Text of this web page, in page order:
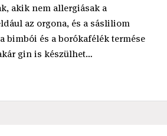
akik nem allergiásak a
az orgona, és a sásliliom
bimbói és a borókafélék termése
gin is készülhet…